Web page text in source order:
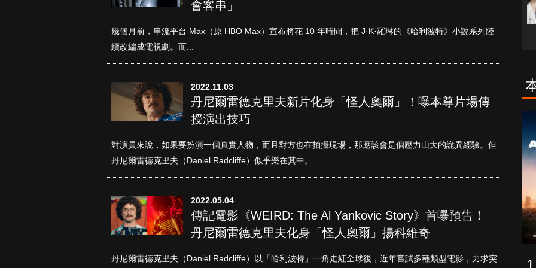
會客串」
幾個月前，串流平台 Max（原 HBO Max）宣布將花 10 年時間，把 J·K·羅琳的《哈利波特》小說系列陸
續改編成電視劇。而...
2022.11.03
丹尼爾雷德克里夫新片化身「怪人奧爾」！曝本尊片場傳
授演出技巧
對演員來說，如果要扮演一個真實人物，而且對方也在拍攝現場，那應該會是個壓力山大的詭異經驗。但
丹尼爾雷德克里夫（Daniel Radcliffe）似乎樂在其中。...
2022.05.04
傳記電影《WEIRD: The Al Yankovic Story》首曝預告！
丹尼爾雷德克里夫化身「怪人奧爾」揚科維奇
丹尼爾雷德克里夫（Daniel Radcliffe）以「哈利波特」一角走紅全球後，近年嘗試多種類型電影，力求突
真愛挑日子